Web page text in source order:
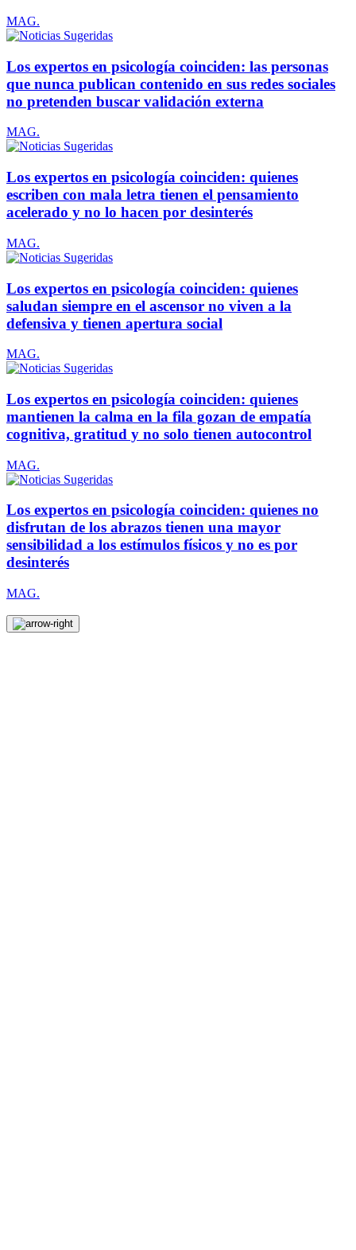
MAG.
Los expertos en psicología coinciden: las personas
que nunca publican contenido en sus redes sociales
no pretenden buscar validación externa
MAG.
Los expertos en psicología coinciden: quienes
escriben con mala letra tienen el pensamiento
acelerado y no lo hacen por desinterés
MAG.
Los expertos en psicología coinciden: quienes
saludan siempre en el ascensor no viven a la
defensiva y tienen apertura social
MAG.
Los expertos en psicología coinciden: quienes
mantienen la calma en la fila gozan de empatía
cognitiva, gratitud y no solo tienen autocontrol
MAG.
Los expertos en psicología coinciden: quienes no
disfrutan de los abrazos tienen una mayor
sensibilidad a los estímulos físicos y no es por
desinterés
MAG.